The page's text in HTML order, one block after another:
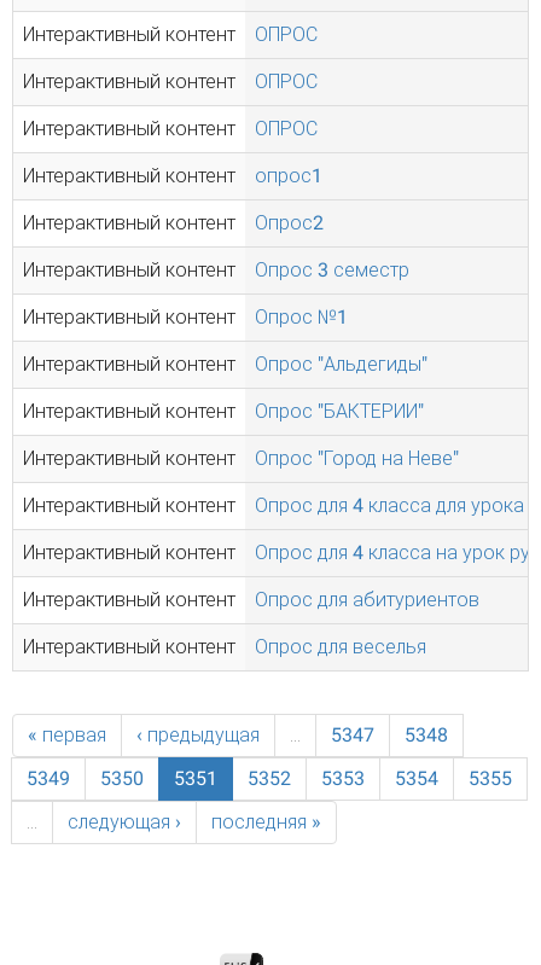
Интерактивный контент ОПРОС
Интерактивный контент ОПРОС
Интерактивный контент ОПРОС
Интерактивный контент опрос1
Интерактивный контент Опрос2
Интерактивный контент Опрос 3 семестр
Интерактивный контент Опрос №1
Интерактивный контент Опрос "Альдегиды"
Интерактивный контент Опрос "БАКТЕРИИ"
Интерактивный контент Опрос "Город на Неве"
Интерактивный контент Опрос для 4 класса для
Интерактивный контент Опрос для 4 класса на урок
Интерактивный контент Опрос для абитуриентов
Интерактивный контент Опрос для веселья
« первая ‹ предыдущая … 5347
5348
5349
5350 5351 5352 5353 5354
5355
…
следующая › последняя »